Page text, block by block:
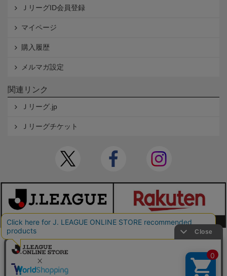
ＪリーグID会員登録
マイページ
購入履歴
メルマガ設定
関連リンク
Ｊリーグ.jp
Ｊリーグチケット
本サイトで使用している文章・画像等の無断での複製・転載を禁止します。
© JAPAN PROFESSIONAL FOOTBALL LEAGUE Rakuten Group, Inc. ALL RIGHTS RE